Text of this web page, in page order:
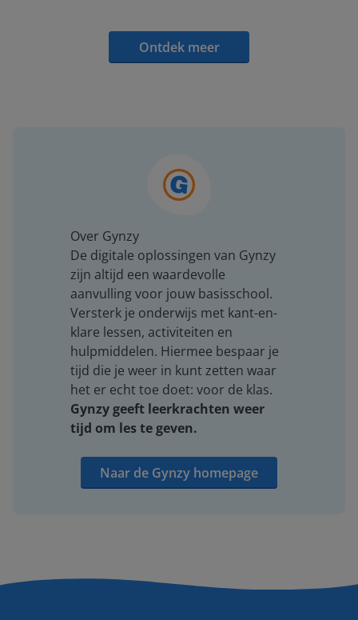
Ontdek meer
Over Gynzy
De digitale oplossingen van Gynzy
zijn altijd een waardevolle
aanvulling voor jouw basisschool.
Versterk je onderwijs met kant-en-
klare lessen, activiteiten en
hulpmiddelen. Hiermee bespaar je
tijd die je weer in kunt zetten waar
het er echt toe doet: voor de klas.
Gynzy geeft leerkrachten weer
tijd om les te geven.
Naar de Gynzy homepage